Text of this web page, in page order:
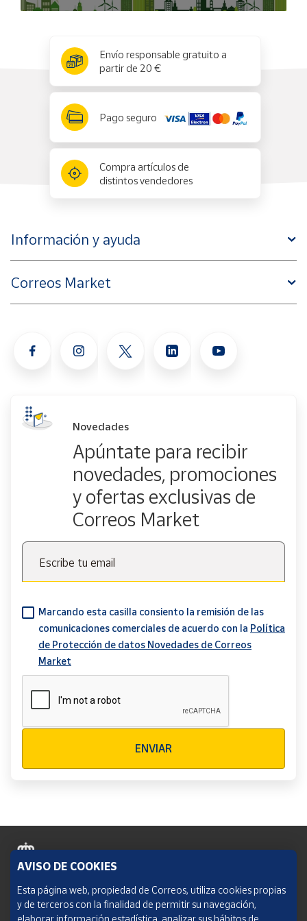
muy agradable a la vista.Envío responsable gratuito a
partir de 20 €
Pago seguro
Compra artículos de
distintos vendedores
Información y ayuda
Correos Market
Novedades
Apúntate para recibir
novedades, promociones
y ofertas exclusivas de
Correos Market
Escribe tu email
Marcando esta casilla consiento la remisión de las
comunicaciones comerciales de acuerdo con la Política
de Protección de datos Novedades de Correos
Market
ENVIAR
Política de cookies
Aviso legal
AVISO DE COOKIES
Esta página web, propiedad de Correos, utiliza cookies propias
y de terceros con la finalidad de permitir su navegación,
elaborar información estadística, analizar sus hábitos de